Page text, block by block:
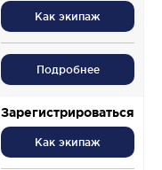
Как экипаж
Подробнее
Зарегистрироваться
Как экипаж